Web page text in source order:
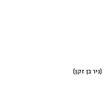
(ניר בן זקן)